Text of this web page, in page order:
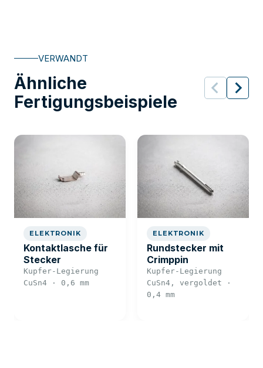
VERWANDT
Ähnliche
Fertigungsbeispiele
ELEKTRONIK
Kontaktlasche für
Stecker
Kupfer-Legierung
CuSn4 · 0,6 mm
ELEKTRONIK
Rundstecker mit
Crimppin
Kupfer-Legierung
CuSn4, vergoldet ·
0,4 mm